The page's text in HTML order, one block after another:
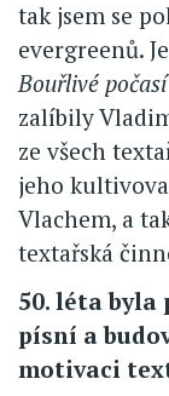
tak jsem se
evergreenů.
Bouřlivé počasí
zalíbily
ze všech
jeho
Vlachem, a
textařská
50. léta byla
písní a
motivaci